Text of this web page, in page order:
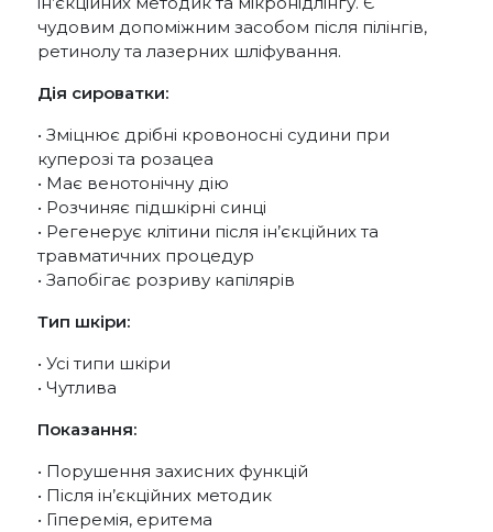
чудовим допоміжним засобом після пілінгів,
ретинолу та лазерних шліфування.
Дія сироватки:
• Зміцнює дрібні кровоносні судини при
куперозі та розацеа
• Має венотонічну дію
• Розчиняє підшкірні синці
• Регенерує клітини після ін’єкційних та
травматичних процедур
• Запобігає розриву капілярів
Тип шкіри:
• Усі типи шкіри
• Чутлива
Показання:
• Порушення захисних функцій
• Після ін’єкційних методик
• Гіперемія, еритема